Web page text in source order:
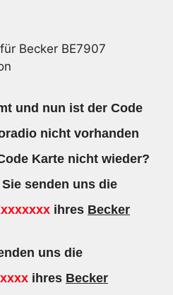
Becker BE7907
und nun ist der Code
nicht vorhanden
Karte nicht wieder?
senden uns die
ihres Becker
uns die
ihres Becker